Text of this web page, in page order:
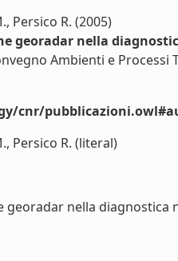
Persico R. (2005)
georadar nella
Ambienti e
cnr/
Persico R. (literal)
georadar nella